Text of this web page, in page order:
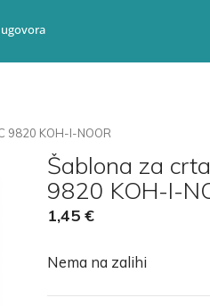
9820 KOH-I-NOOR
Šablona za
9820 KOH-I-
1,45 €
Nema na zalihi